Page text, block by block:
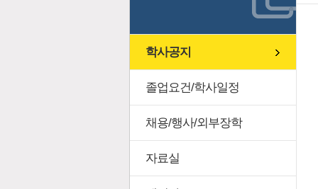
학사공지
졸업요건/학사일정
채용/행사/외부장학
자료실